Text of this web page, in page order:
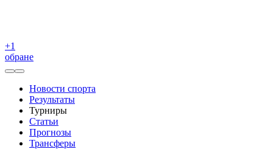
+1
обране
Новости спорта
Результаты
Турниры
Статьи
Прогнозы
Трансферы